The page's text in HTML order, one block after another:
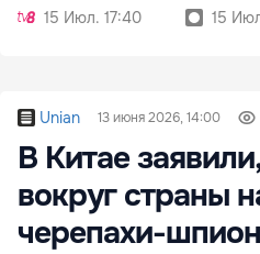
запросом
15 Июл. 17:40
15
Unian 13 июня 2026, 14:00
В Китае
вокруг страны
черепахи-